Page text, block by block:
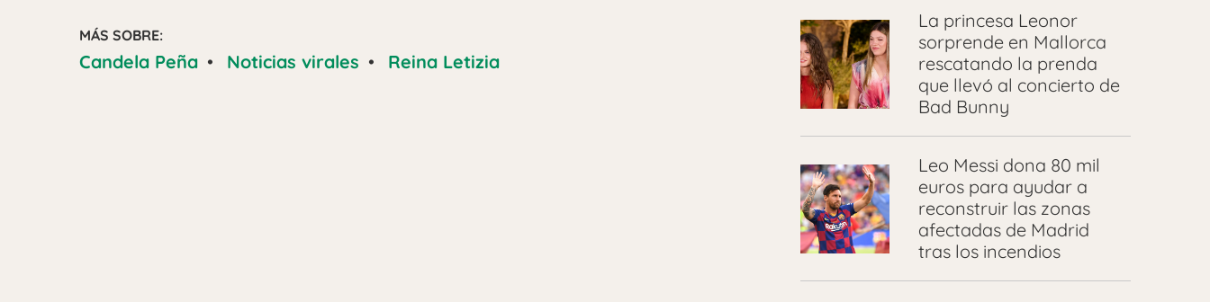
MÁS SOBRE:
Candela Peña • Noticias virales • Reina Letizia
La princesa Leonor
sorprende en Mallorca
rescatando la prenda
que llevó al concierto de
Bad Bunny
Leo Messi dona 80 mil
euros para ayudar a
reconstruir las zonas
afectadas de Madrid
tras los incendios